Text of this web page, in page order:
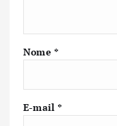
Nome *
E-mail*